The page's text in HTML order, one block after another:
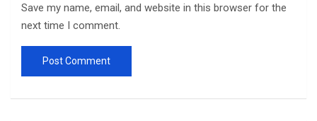
Save my name, email, and website in this browser for the
next time I comment.